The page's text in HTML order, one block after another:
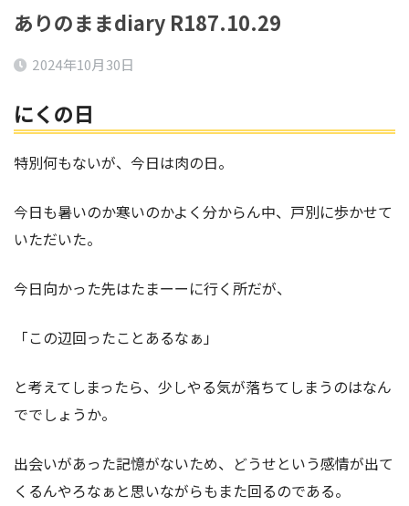
ありのままdiary R187.10.29
2024年10月30日
にくの日
特別何もないが、今日は肉の日。
今日も暑いのか寒いのかよく分からん中、戸別に歩かせて
いただいた。
今日向かった先はたまーーに行く所だが、
「この辺回ったことあるなぁ」
と考えてしまったら、少しやる気が落ちてしまうのはなん
ででしょうか。
出会いがあった記憶がないため、どうせという感情が出て
くるんやろなぁと思いながらもまた回るのである。